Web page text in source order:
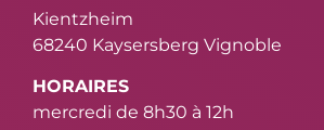
Kientzheim
68240 Kaysersberg Vignoble
HORAIRES
mercredi de 8h30 à 12h